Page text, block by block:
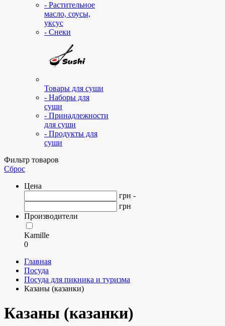
- Растительное
масло, соусы,
уксус
- Снеки
Товары для суши
- Наборы для
суши
- Принадлежности
для суши
- Продукты для
суши
Фильтр товаров
Сброс
Цена
грн -
грн
Производители
Kamille
0
Главная
Посуда
Посуда для пикника и туризма
Казаны (казанки)
Казаны (казанки)